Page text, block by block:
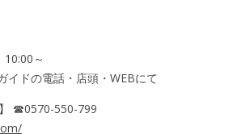
～
イドの電話・店頭・WEBにて
☎︎0570-550-799